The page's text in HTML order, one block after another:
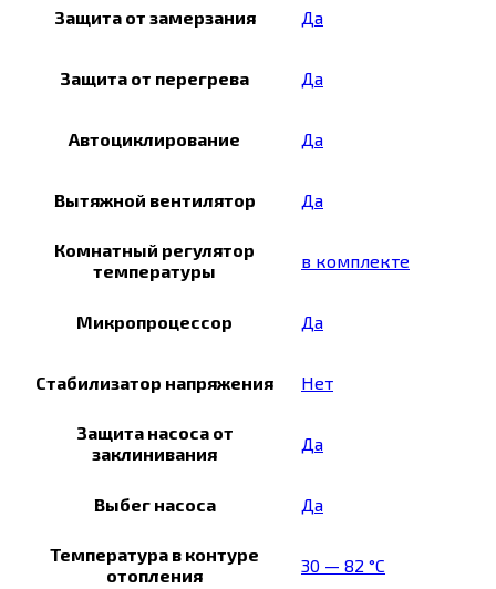
Защита от замерзания Да
Защита от перегрева Да
Автоциклирование Да
Вытяжной вентилятор Да
Комнатный регулятор
температуры
в комплекте
Микропроцессор Да
Стабилизатор напряжения Нет
Защита насоса от
заклинивания
Да
Выбег насоса Да
Температура в контуре
отопления
30 — 82 °C